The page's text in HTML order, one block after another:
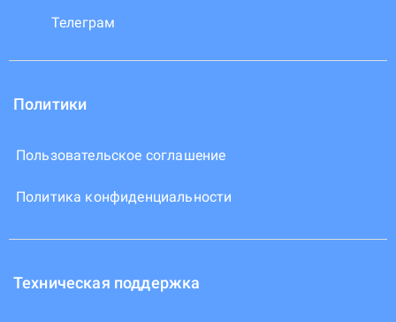
Телеграм
Политики
Пользовательское соглашение
Политика конфиденциальности
Техническая поддержка